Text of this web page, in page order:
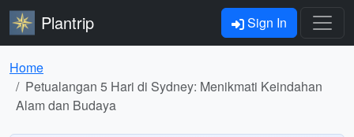
Plantrip Sign In
Home
Petualangan 5 Hari di Sydney: Menikmati Keindahan
Alam dan Budaya